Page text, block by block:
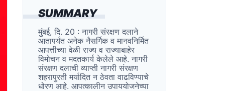
SUMMARY
मुंबई, दि. 20 : नागरी संरक्षण दलाने
आतापर्यंत अनेक नैसर्गिक व मानवनिर्मित
आपत्तीच्या वेळी राज्य व राज्याबाहेर
विमोचन व मदतकार्य केलेले आहे. नागरी
संरक्षण दलाची व्याप्ती नागरी संरक्षण
शहरापुरती मर्यादित न ठेवता वाढविण्याचे
धोरण आहे. आपत्कालीन उपाययोजनेच्या